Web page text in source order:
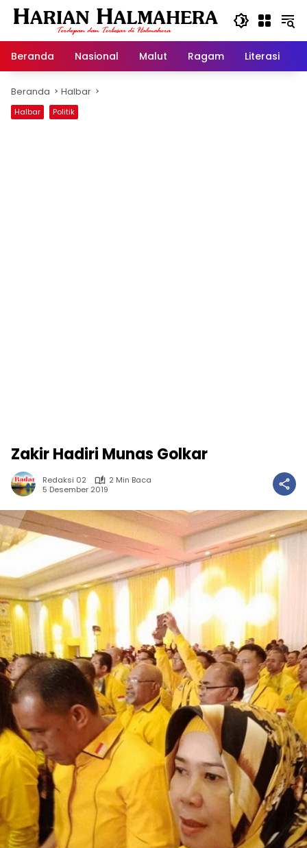
Langsung
Beranda
Nasional Malut Ragam Literasi
Beranda Halbar
Halbar Politik
Zakir Hadiri Munas Golkar
Redaksi 02
2 Min Baca
5 Desember 2019